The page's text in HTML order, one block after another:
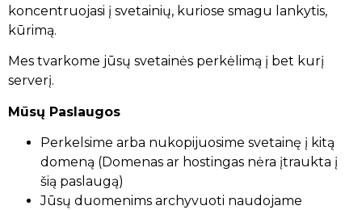
koncentruojasi į svetainių, kuriose smagu lankytis,
kūrimą.
Mes tvarkome jūsų svetainės perkėlimą į bet kurį
serverį.
Mūsų Paslaugos
Perkelsime arba nukopijuosime svetainę į kitą
domeną (Domenas ar hostingas nėra įtraukta į
šią paslaugą)
Jūsų duomenims archyvuoti naudojame